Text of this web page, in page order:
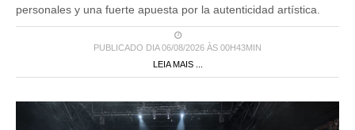
personales y una fuerte apuesta por la autenticidad artística.
PUBLICADO DIA 06/08/2026 ÀS 00H43MIN
LEIA MAIS ...